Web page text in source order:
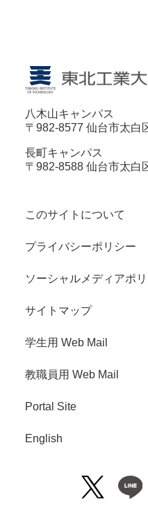
八木山キャンパス
〒982-8577 仙台市太白
長町キャンパス
〒982-8588 仙台市太白
このサイトについて
プライバシーポリシー
ソーシャルメディアポ
サイトマップ
学生用 Web Mail
教職員用 Web Mail
Portal Site
English